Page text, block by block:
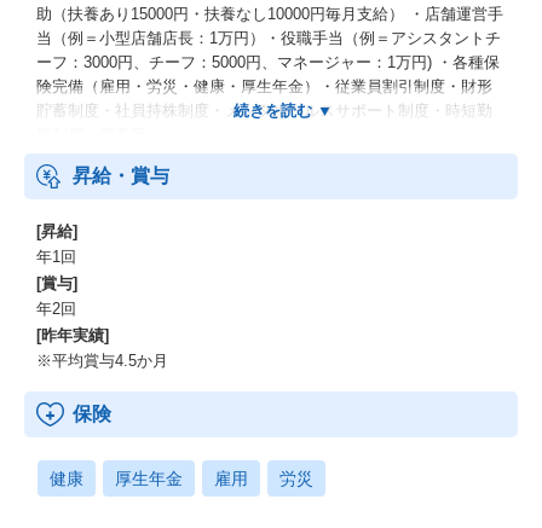
助（扶養あり15000円・扶養なし10000円毎月支給） ・店舗運営手
当（例＝小型店舗店長：1万円）・役職手当（例＝アシスタントチ
ーフ：3000円、チーフ：5000円、マネージャー：1万円) ・各種保
険完備（雇用・労災・健康・厚生年金）・従業員割引制度・財形
貯蓄制度・社員持株制度・メンタルヘルスサポート制度・時短勤
昇給・賞与
[昇給]
年1回
[賞与]
年2回
[昨年実績]
※平均賞与4.5か月
保険
健康 厚生年金 雇用 労災